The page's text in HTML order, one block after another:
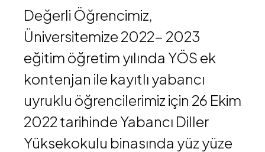
Değerli Öğrencimiz,
Üniversitemize 2022- 2023
eğitim öğretim yılında YÖS ek
kontenjan ile kayıtlı yabancı
uyruklu öğrencilerimiz için 26 Ekim
2022 tarihinde Yabancı Diller
Yüksekokulu binasında yüz yüze